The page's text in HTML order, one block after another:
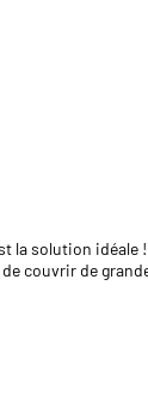
la solution idéale !
couvrir de